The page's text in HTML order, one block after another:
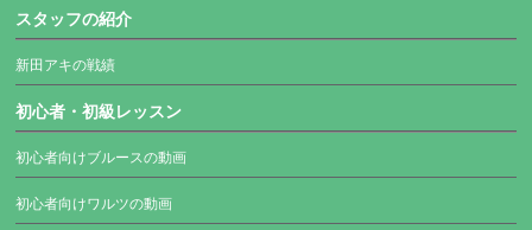
スタッフの紹介
新田アキの戦績
初心者・初級レッスン
初心者向けブルースの動画
初心者向けワルツの動画